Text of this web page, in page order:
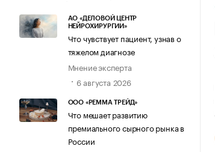
АО «ДЕЛОВОЙ ЦЕНТР
НЕЙРОХИРУРГИИ»
Что чувствует пациент, узнав о
тяжелом диагнозе
Мнение эксперта
6 августа 2026
ООО «РЕММА ТРЕЙД»
Что мешает развитию
премиального сырного рынка в
России